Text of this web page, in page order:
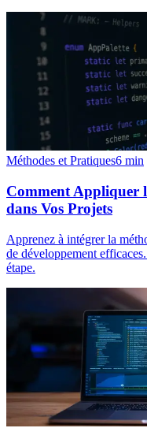
Méthodes et Pratiques6 min
Comment Appliquer
dans Vos Projets
Apprenez à intégrer la
de développement
étape.